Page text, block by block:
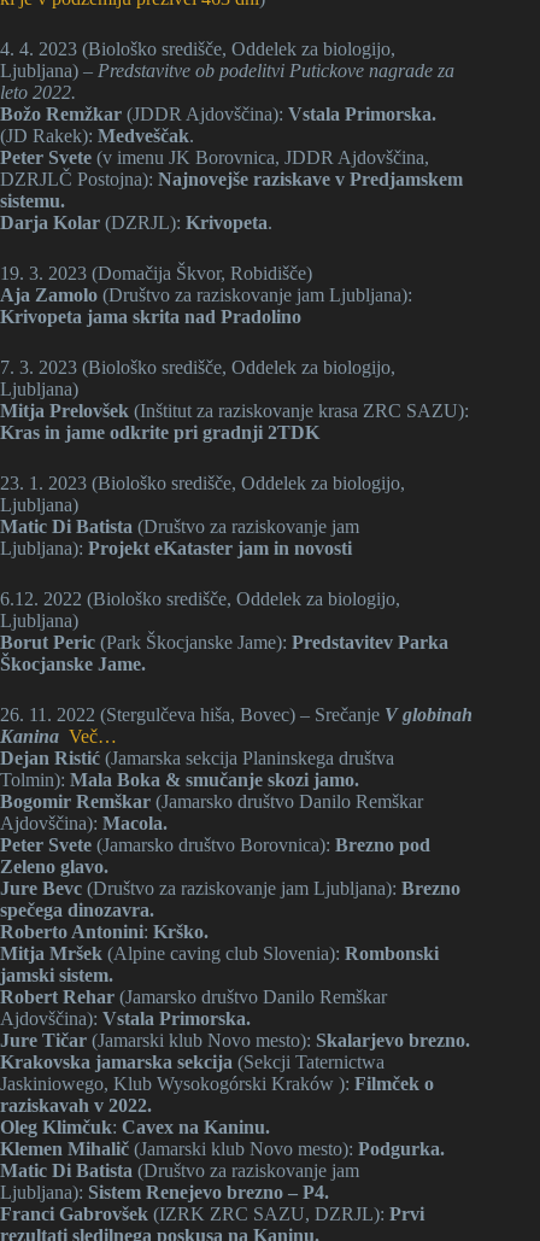
4. 4. 2023 (Biološko središče, Oddelek za biologijo,
Ljubljana) – Predstavitve ob podelitvi Putickove nagrade za
leto 2022.
Božo Remžkar (JDDR Ajdovščina): Vstala Primorska.
(JD Rakek): Medveščak.
Peter Svete (v imenu JK Borovnica, JDDR Ajdovščina,
DZRJLČ Postojna): Najnovejše raziskave v Predjamskem
sistemu.
Darja Kolar (DZRJL): Krivopeta.
19. 3. 2023 (Domačija Škvor, Robidišče)
Aja Zamolo (Društvo za raziskovanje jam Ljubljana):
Krivopeta jama skrita nad Pradolino
7. 3. 2023 (Biološko središče, Oddelek za biologijo,
Ljubljana)
Mitja Prelovšek (Inštitut za raziskovanje krasa ZRC SAZU):
Kras in jame odkrite pri gradnji 2TDK
23. 1. 2023 (Biološko središče, Oddelek za biologijo,
Ljubljana)
Matic Di Batista (Društvo za raziskovanje jam
Ljubljana): Projekt eKataster jam in novosti
6.12. 2022 (Biološko središče, Oddelek za biologijo,
Ljubljana)
Borut Peric (Park Škocjanske Jame): Predstavitev Parka
Škocjanske Jame.
26. 11. 2022 (Stergulčeva hiša, Bovec) – Srečanje V globinah
Kanina Več…
Dejan Ristić (Jamarska sekcija Planinskega društva
Tolmin): Mala Boka & smučanje skozi jamo.
Bogomir Remškar (Jamarsko društvo Danilo Remškar
Ajdovščina): Macola.
Peter Svete (Jamarsko društvo Borovnica): Brezno pod
Zeleno glavo.
Jure Bevc (Društvo za raziskovanje jam Ljubljana): Brezno
spečega dinozavra.
Roberto Antonini: Krško.
Mitja Mršek (Alpine caving club Slovenia): Rombonski
jamski sistem.
Robert Rehar (Jamarsko društvo Danilo Remškar
Ajdovščina): Vstala Primorska.
Jure Tičar (Jamarski klub Novo mesto): Skalarjevo brezno.
Krakovska jamarska sekcija (Sekcji Taternictwa
Jaskiniowego, Klub Wysokogórski Kraków ): Filmček o
raziskavah v 2022.
Oleg Klimčuk: Cavex na Kaninu.
Klemen Mihalič (Jamarski klub Novo mesto): Podgurka.
Matic Di Batista (Društvo za raziskovanje jam
Ljubljana): Sistem Renejevo brezno – P4.
Franci Gabrovšek (IZRK ZRC SAZU, DZRJL): Prvi
rezultati sledilnega poskusa na Kaninu.